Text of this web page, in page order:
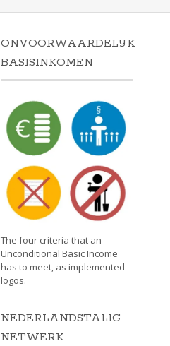
ONVOORWAARDELIJK
BASISINKOMEN
The four criteria that an
Unconditional Basic Income
has to meet, as implemented
logos.
NEDERLANDSTALIG
NETWERK